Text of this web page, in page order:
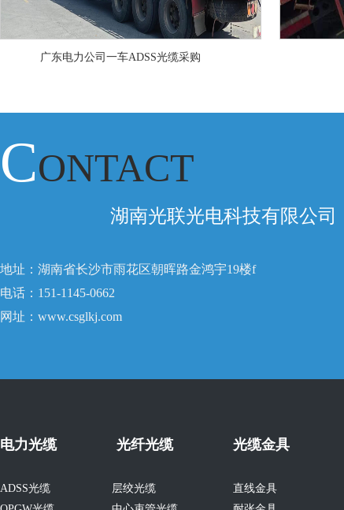
广东电力公司一车ADSS光缆采购
CONTACT
湖南光联光电科技有限公司
地址：湖南省长沙市雨花区朝晖路金鸿宇19楼f
电话：151-1145-0662
网址：www.csglkj.com
电力光缆
ADSS光缆
光纤光缆
层绞光缆
光缆金具
直线金具